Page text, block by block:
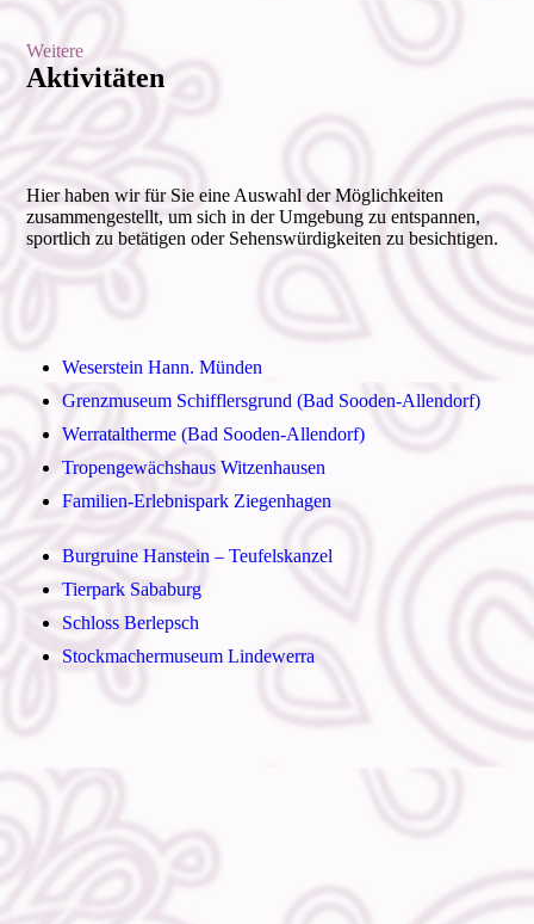
Weitere
Aktivitäten
Hier haben wir für Sie eine Auswahl der Möglichkeiten
zusammengestellt, um sich in der Umgebung zu entspannen,
sportlich zu betätigen oder Sehenswürdigkeiten zu besichtigen.
Weserstein Hann. Münden
Grenzmuseum Schifflersgrund (Bad Sooden-Allendorf)
Werrataltherme (Bad Sooden-Allendorf)
Tropengewächshaus Witzenhausen
Familien-Erlebnispark Ziegenhagen
Burgruine Hanstein – Teufelskanzel
Tierpark Sababurg
Schloss Berlepsch
Stockmachermuseum Lindewerra